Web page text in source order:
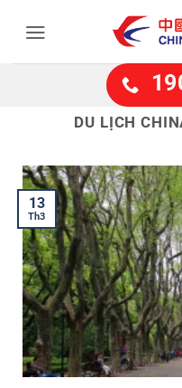
DU LỊCH
13
Th3